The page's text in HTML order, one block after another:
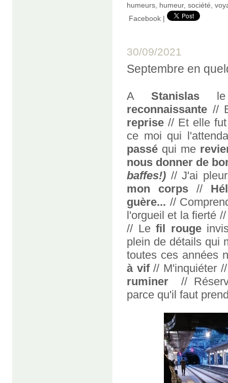
humeurs humeur, société
Facebook |
30/09/2021
Septembre en
A Stanislas
reconnaissante //
reprise // Et elle
ce moi qui
passé qui me
nous donner de
baffes!) // J'ai
mon corps //
guère... //
l'orgueil et la fierté
// Lefil rouge
plein de détails qui
toutes ces années
à vif// M'inquiéter
ruminer//
parce qu'il faut